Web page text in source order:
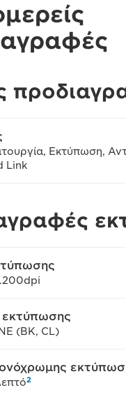
Εκτύπωση,
Link
εκτύπωσης
(BK, CL)
2